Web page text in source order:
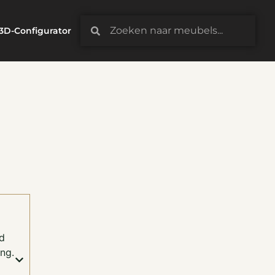
Configurator